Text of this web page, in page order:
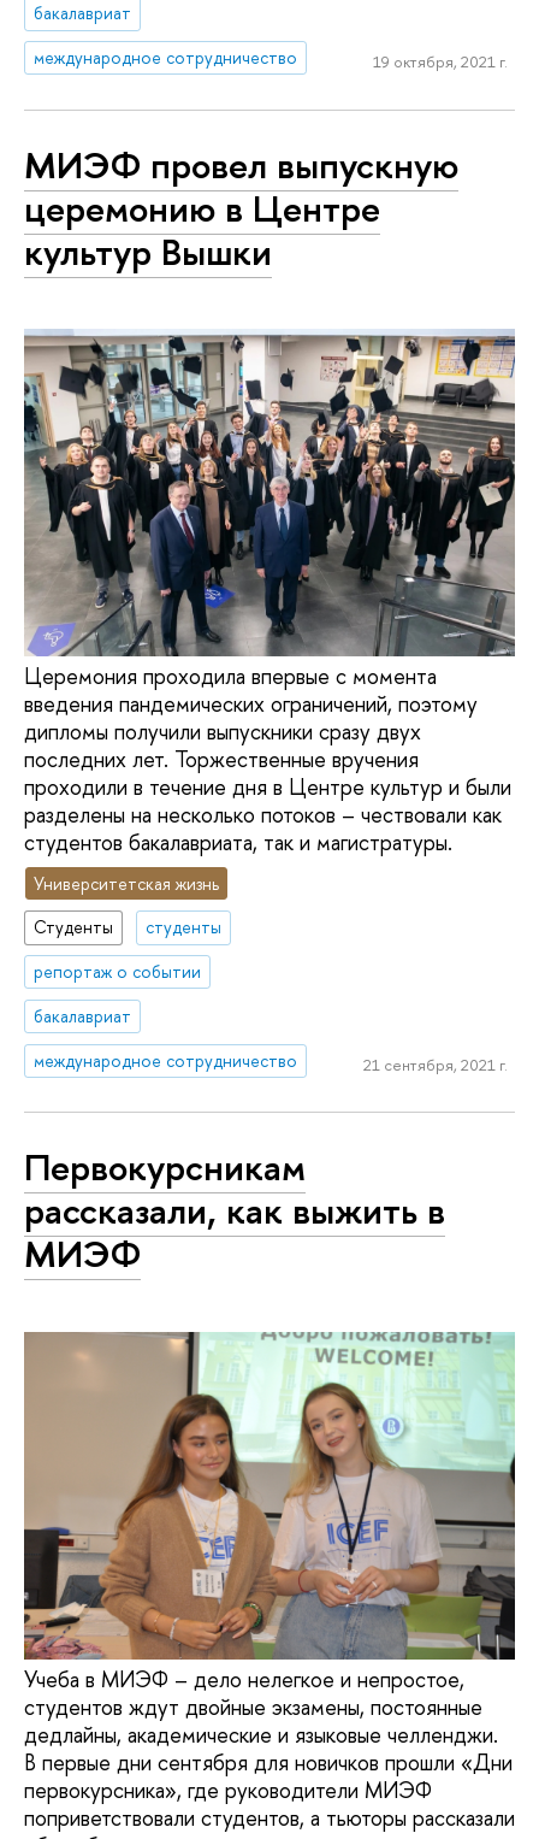
бакалавриат
международное сотрудничество
19 октября, 2021 г.
МИЭФ провел выпускную
церемонию в Центре
культур Вышки
Церемония проходила впервые с момента
введения пандемических ограничений, поэтому
дипломы получили выпускники сразу двух
последних лет. Торжественные вручения
проходили в течение дня в Центре культур и были
разделены на несколько потоков – чествовали как
студентов бакалавриата, так и магистратуры.
Университетская жизнь
Студенты
студенты
репортаж о событии
бакалавриат
международное сотрудничество
21 сентября, 2021 г.
Первокурсникам
рассказали, как выжить в
МИЭФ
Учеба в МИЭФ – дело нелегкое и непростое,
студентов ждут двойные экзамены, постоянные
дедлайны, академические и языковые челленджи.
В первые дни сентября для новичков прошли «Дни
первокурсника», где руководители МИЭФ
поприветствовали студентов, а тьюторы рассказали